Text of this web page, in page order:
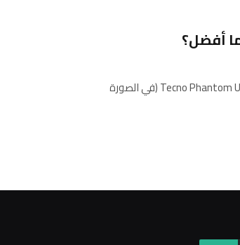
أنا من محبي الأجهزة القابلة للطي، واعتقدت أن مفهوم Tecno Phantom Ultimate 2 (في الصورة